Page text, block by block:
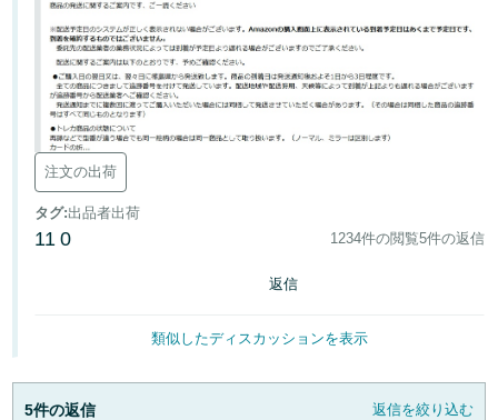
-
JP
English
- JP
さ
っ
そ
く
始
め
る
注文の出荷
タグ:出品者出荷
11 0 1234件の閲覧5件の返信
返信
類似したディスカッションを表示
5件の返信 返信を絞り込む